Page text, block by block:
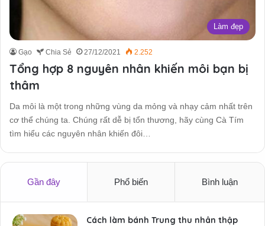
Làm đẹp
Gạo Chia Sẻ 27/12/2021 2.252
Tổng hợp 8 nguyên nhân khiến môi bạn bị
thâm
Da môi là một trong những vùng da mỏng và nhạy cảm nhất trên
cơ thể chúng ta. Chúng rất dễ bị tổn thương, hãy cùng Cà Tím
tìm hiểu các nguyên nhân khiến đôi…
Gần đây Phổ biến Bình luận
Cách làm bánh Trung thu nhân thập